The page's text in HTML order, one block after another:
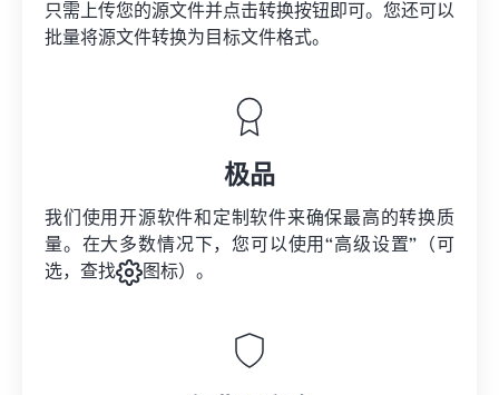
只需上传您的源文件并点击转换按钮即可。您还可以
批量将源文件转换为目标文件格式。
极品
我们使用开源软件和定制软件来确保最高的转换质
量。在大多数情况下，您可以使用“高级设置”（可
选，查找
图标）。